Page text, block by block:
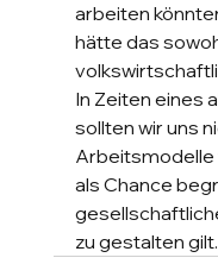
arbeiten
hätte das
In Zeiten eines
sollten wir uns
Arbeitsmodelle
als Chance
zu gestalten gilt.